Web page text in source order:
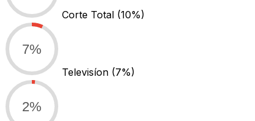
Corte Total (10%)
7%
Televisíon (7%)
2%